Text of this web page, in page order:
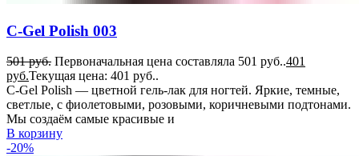
C-Gel Polish 003
501руб. Первоначальная цена составляла 501 руб..401
руб.Текущая цена: 401 руб..
C-Gel Polish — цветной гель-лак для ногтей. Яркие, темные,
светлые, с фиолетовыми, розовыми, коричневыми подтонами.
Мы создаём самые красивые и
В корзину
-20%